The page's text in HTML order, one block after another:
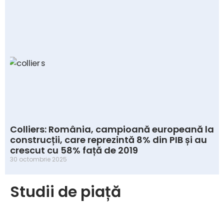
Colliers: România, campioană europeană la
construcții, care reprezintă 8% din PIB și au
crescut cu 58% față de 2019
30 octombrie 2025
Studii de piață